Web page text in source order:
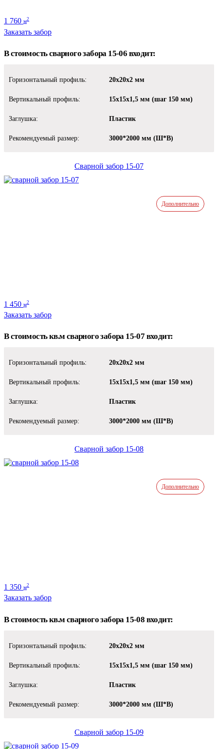
1 760 м2
Заказать забор
В стоимость сварного забора 15-06 входит:
Горизонтальный профиль: 20х20х2 мм
Вертикальный профиль: 15х15х1,5 мм (шаг 150 мм)
Заглушка: Пластик
Рекомендуемый размер: 3000*2000 мм (Ш*В)
Сварной забор 15-07
1 450 м2
Заказать забор
В стоимость кв.м сварного забора 15-07 входит:
Горизонтальный профиль: 20х20х2 мм
Вертикальный профиль: 15х15х1,5 мм (шаг 150 мм)
Заглушка: Пластик
Рекомендуемый размер: 3000*2000 мм (Ш*В)
Дополнительно
Сварной забор 15-08
1 350 м2
Заказать забор
В стоимость кв.м сварного забора 15-08 входит:
Горизонтальный профиль: 20х20х2 мм
Вертикальный профиль: 15х15х1,5 мм (шаг 150 мм)
Заглушка: Пластик
Рекомендуемый размер: 3000*2000 мм (Ш*В)
Дополнительно
Сварной забор 15-09